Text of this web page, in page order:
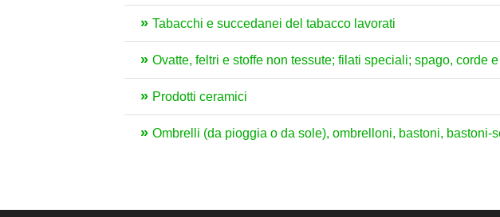
Tabacchi e succedanei del tabacco lavorati
Ovatte, feltri e stoffe non tessute; filati speciali; spago, corde
Prodotti ceramici
Ombrelli (da pioggia o da sole), ombrelloni, bastoni, bastoni-